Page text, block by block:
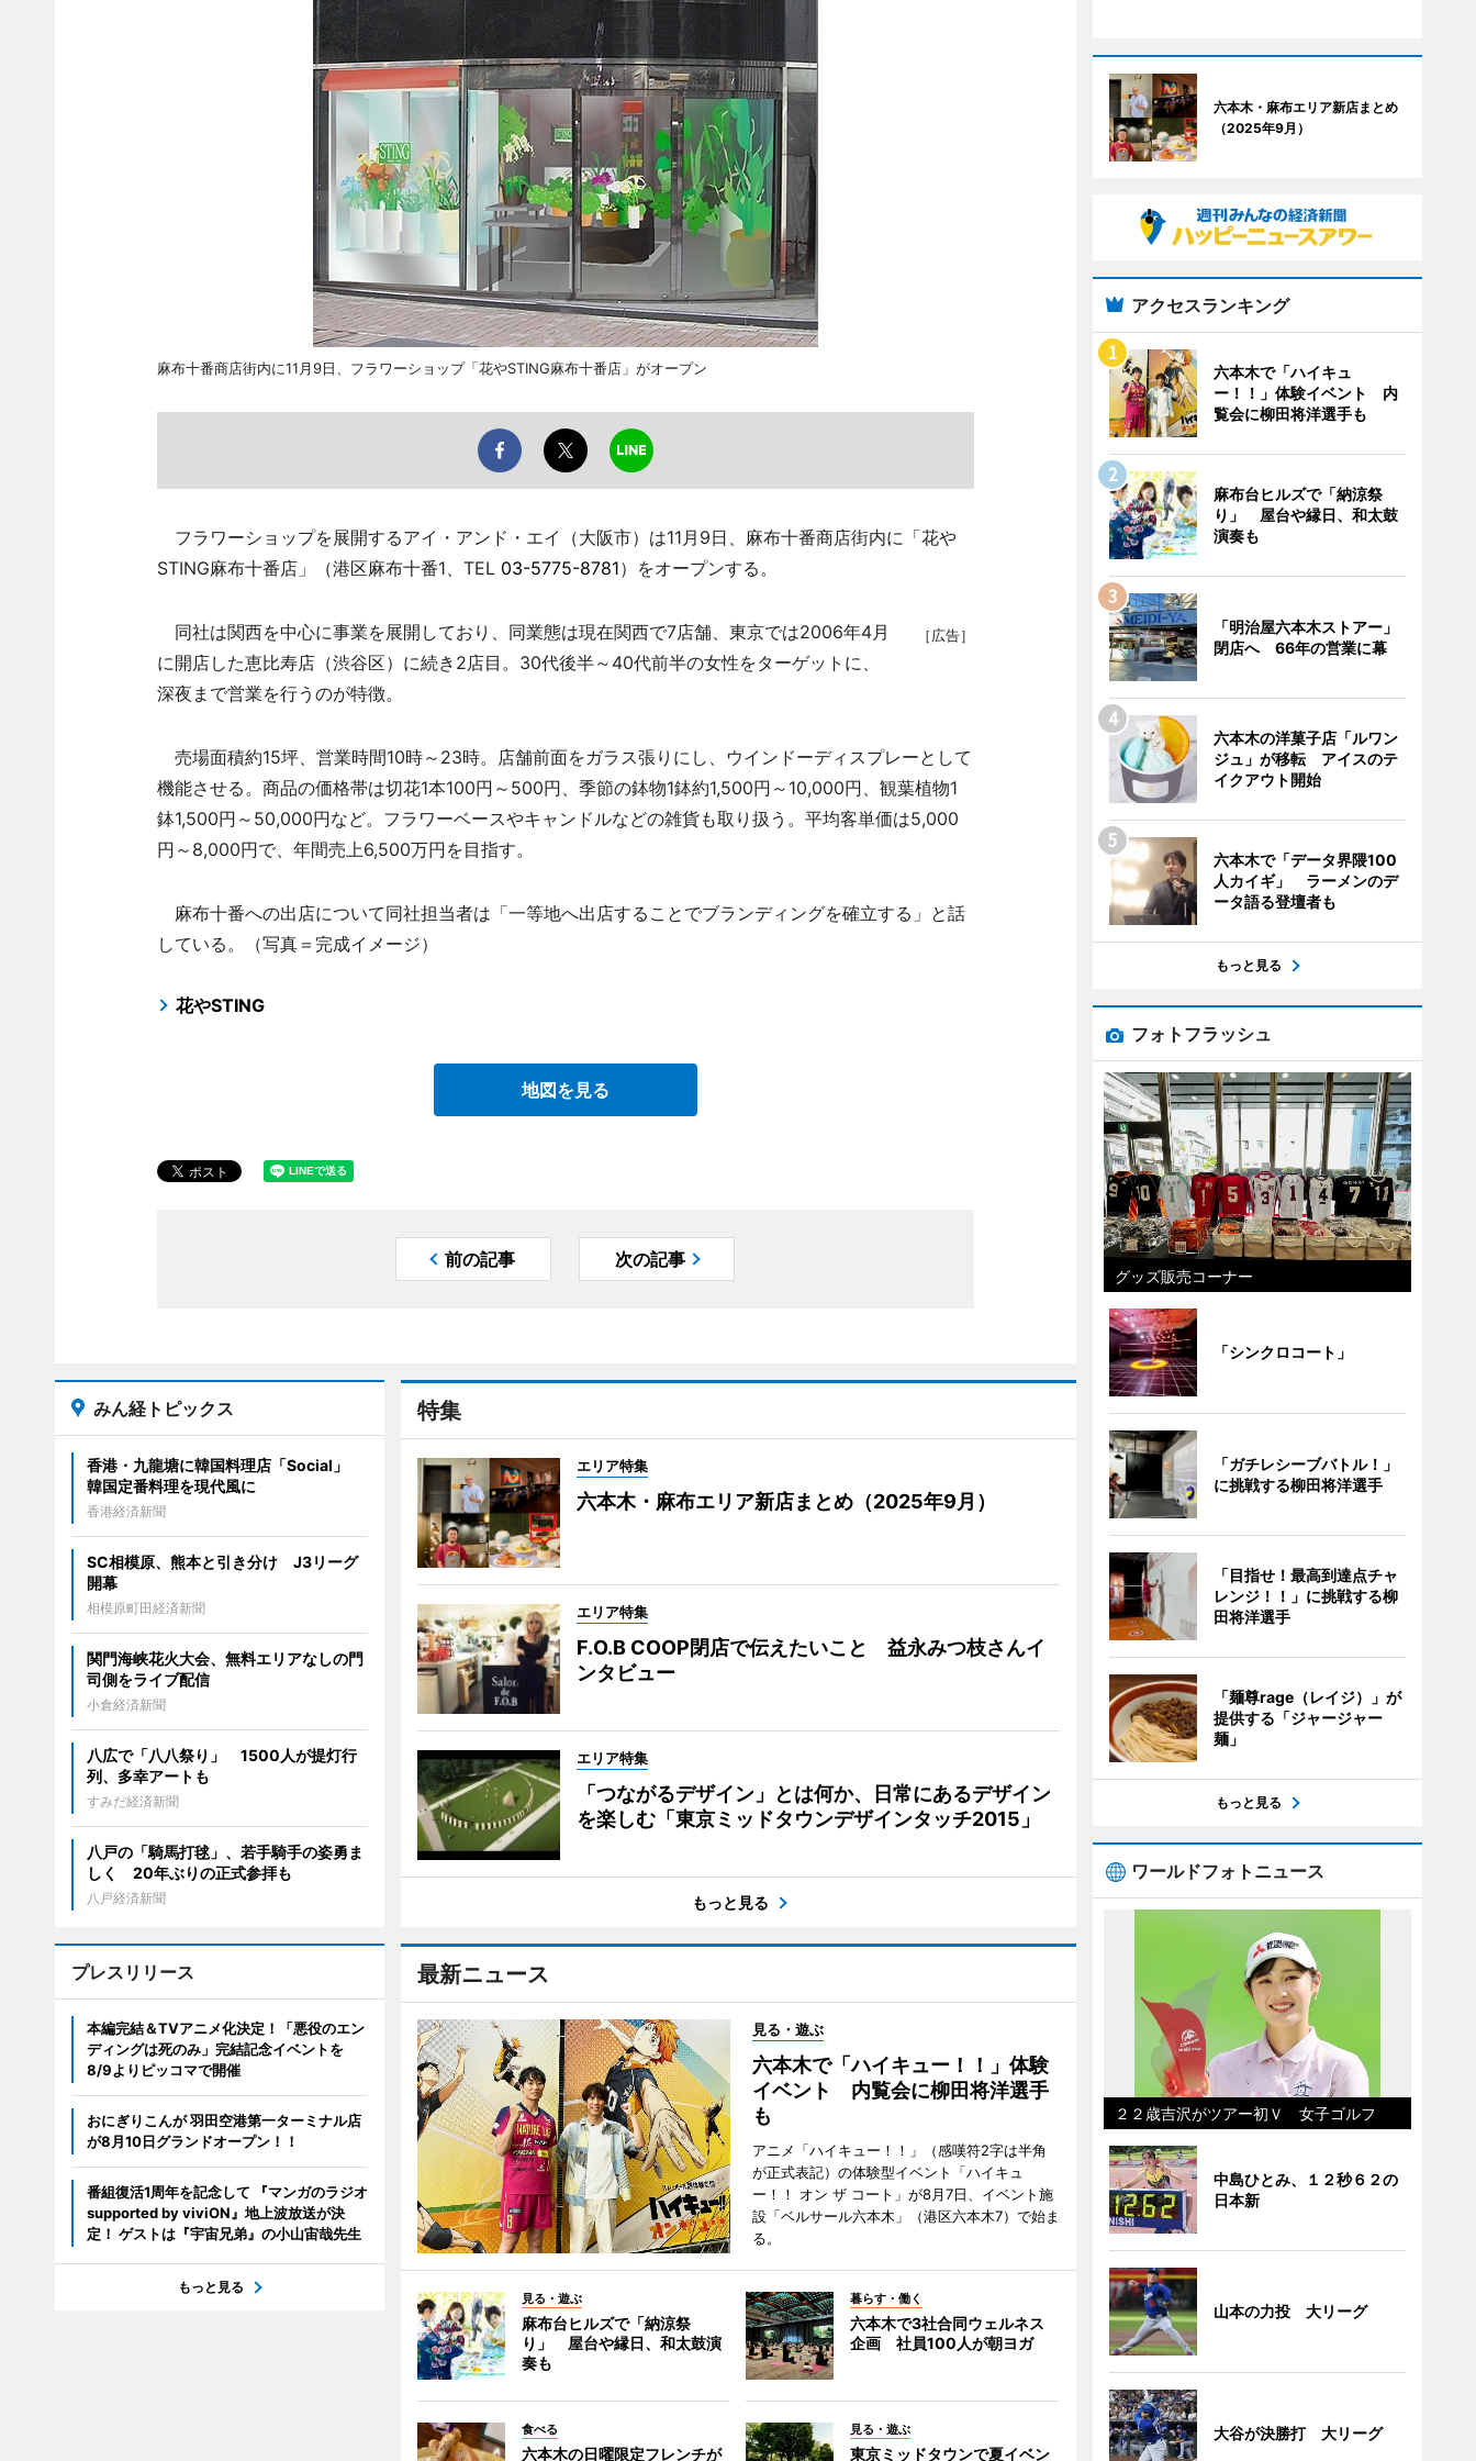
麻布十番商店街内に11月9日、フラワーショップ「花やSTING麻布十番店」がオープン
フラワーショップを展開するアイ・アンド・エイ（大阪市）は11月9日、麻布十番商店街内に「花や
STING麻布十番店」（港区麻布十番1、TEL 03-5775-8781）をオープンする。
［広告］
同社は関西を中心に事業を展開しており、同業態は現在関西で7店舗、東京では2006年4月
に開店した恵比寿店（渋谷区）に続き2店目。30代後半～40代前半の女性をターゲットに、
深夜まで営業を行うのが特徴。
売場面積約15坪、営業時間10時～23時。店舗前面をガラス張りにし、ウインドーディスプレーとして
機能させる。商品の価格帯は切花1本100円～500円、季節の鉢物1鉢約1,500円～10,000円、観葉植物1
鉢1,500円～50,000円など。フラワーベースやキャンドルなどの雑貨も取り扱う。平均客単価は5,000
円～8,000円で、年間売上6,500万円を目指す。
麻布十番への出店について同社担当者は「一等地へ出店することでブランディングを確立する」と話
している。（写真＝完成イメージ）
花やSTING
地図を見る
前の記事 次の記事
特集
エリア特集
六本木・麻布エリア新店まとめ（2025年9月）
エリア特集
F.O.B COOP閉店で伝えたいこと 益永みつ枝さんイ
ンタビュー
エリア特集
「つながるデザイン」とは何か、日常にあるデザイン
を楽しむ「東京ミッドタウンデザインタッチ2015」
もっと見る
最新ニュース
見る・遊ぶ
六本木で「ハイキュー！！」体験
イベント 内覧会に柳田将洋選手
も
アニメ「ハイキュー！！」（感嘆符2字は半角
が正式表記）の体験型イベント「ハイキュ
ー！！ オン ザ コート」が8月7日、イベント施
設「ベルサール六本木」（港区六本木7）で始ま
る。
見る・遊ぶ
麻布台ヒルズで「納涼祭
り」 屋台や縁日、和太鼓演
奏も
暮らす・働く
六本木で3社合同ウェルネス
企画 社員100人が朝ヨガ
食べる
六本木の日曜限定フレンチが
見る・遊ぶ
東京ミッドタウンで夏イベン
みん経トピックス
香港・九龍塘に韓国料理店「Social」
韓国定番料理を現代風に
香港経済新聞
SC相模原、熊本と引き分け J3リーグ
開幕
相模原町田経済新聞
関門海峡花火大会、無料エリアなしの門
司側をライブ配信
小倉経済新聞
八広で「八八祭り」 1500人が提灯行
列、多幸アートも
すみだ経済新聞
八戸の「騎馬打毬」、若手騎手の姿勇ま
しく 20年ぶりの正式参拝も
八戸経済新聞
プレスリリース
本編完結＆TVアニメ化決定！「悪役のエン
ディングは死のみ」完結記念イベントを
8/9よりピッコマで開催
おにぎりこんが 羽田空港第一ターミナル店
が8月10日グランドオープン！！
番組復活1周年を記念して 『マンガのラジオ
supported by viviON』地上波放送が決
定！ ゲストは『宇宙兄弟』の小山宙哉先生
もっと見る
六本木・麻布エリア新店まとめ
（2025年9月）
アクセスランキング
六本木で「ハイキュ
ー！！」体験イベント 内
覧会に柳田将洋選手も
麻布台ヒルズで「納涼祭
り」 屋台や縁日、和太鼓
演奏も
「明治屋六本木ストアー」
閉店へ 66年の営業に幕
六本木の洋菓子店「ルワン
ジュ」が移転 アイスのテ
イクアウト開始
六本木で「データ界隈100
人カイギ」 ラーメンのデ
ータ語る登壇者も
もっと見る
フォトフラッシュ
グッズ販売コーナー
「シンクロコート」
「ガチレシーブバトル！」
に挑戦する柳田将洋選手
「目指せ！最高到達点チャ
レンジ！！」に挑戦する柳
田将洋選手
「麺尊rage（レイジ）」が
提供する「ジャージャー
麺」
もっと見る
ワールドフォトニュース
２２歳吉沢がツアー初Ｖ 女子ゴルフ
中島ひとみ、１２秒６２の
日本新
山本の力投 大リーグ
大谷が決勝打 大リーグ